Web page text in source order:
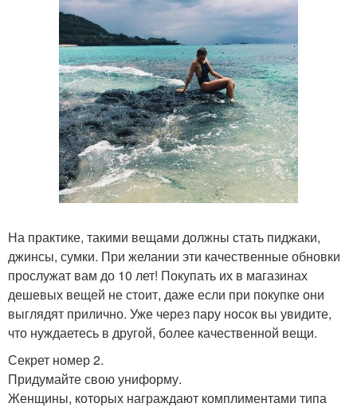
На практике, такими вещами должны стать пиджаки,
джинсы, сумки. При желании эти качественные обновки
прослужат вам до 10 лет! Покупать их в магазинах
дешевых вещей не стоит, даже если при покупке они
выглядят прилично. Уже через пару носок вы увидите,
что нуждаетесь в другой, более качественной вещи.
Секрет номер 2.
Придумайте свою униформу.
Женщины, которых награждают комплиментами типа